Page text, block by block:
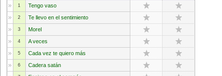
1
Tengo vaso
2 Te llevo en el sentimiento
3 Morel
4 A veces
5 Cada vez te quiero más
6 Cadera satán